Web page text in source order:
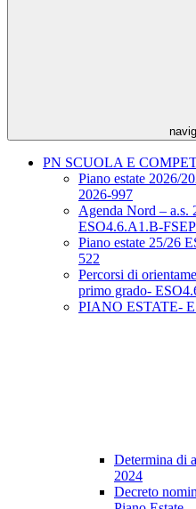
PN SCUOLA E
Piano estate 2026/
2026-997
Agenda Nord – a.s.
ESO4.6.A1.B-
Piano estate 25/26
522
Percorsi di
primo grado-
PIANO ESTATE-
Determina di
2024
Decreto